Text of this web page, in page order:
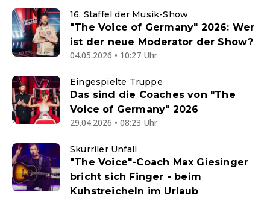
16. Staffel der Musik-Show
"The Voice of Germany" 2026: Wer
ist der neue Moderator der Show?
04.05.2026 • 10:27 Uhr
Eingespielte Truppe
Das sind die Coaches von "The
Voice of Germany" 2026
29.04.2026 • 08:23 Uhr
Skurriler Unfall
"The Voice"-Coach Max Giesinger
bricht sich Finger - beim
Kuhstreicheln im Urlaub